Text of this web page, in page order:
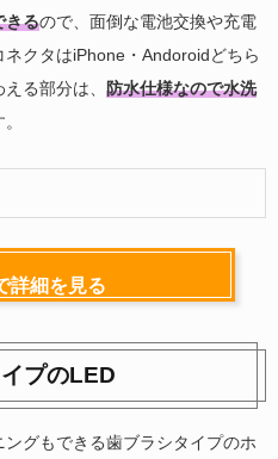
きるので、面倒な電池交換や充電
クタはiPhone・Andoroidどちら
る部分は、 防水仕様なので水洗
詳細を見る
プのLED
グもできる歯ブラシタイプのホ